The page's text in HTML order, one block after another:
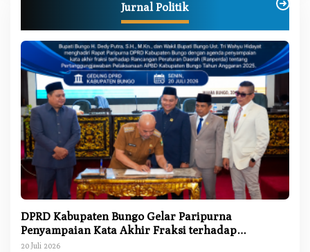
Jurnal Politik
DPRD Kabupaten Bungo Gelar Paripurna
Penyampaian Kata Akhir Fraksi terhadap
Ranperda Pertanggungjawaban APBD 2025
20 Juli 2026